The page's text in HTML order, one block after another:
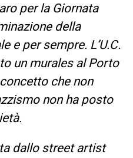
per la Giornata
della
e per sempre. L’U.C.
un murales al Porto
che non
non ha posto
dallo street artist